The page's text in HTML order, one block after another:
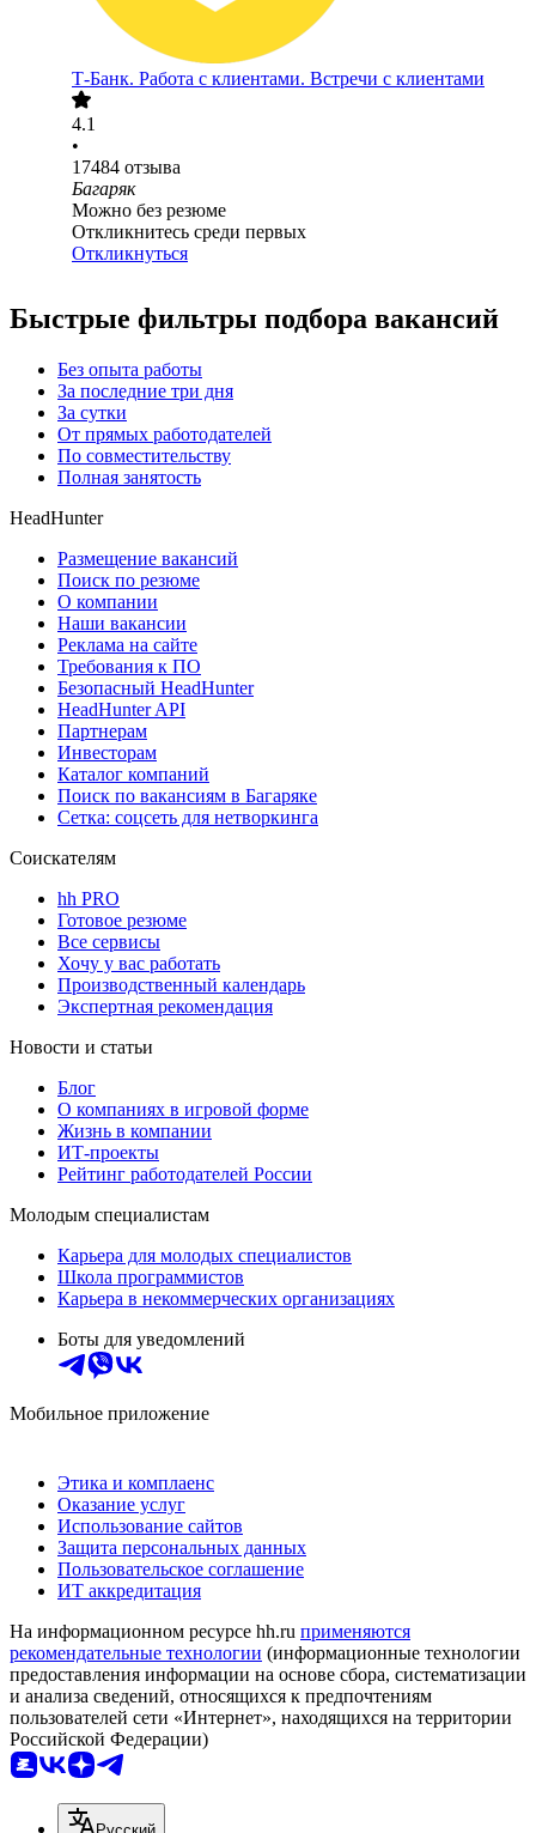
Т-Банк. Работа с клиентами. Встречи с клиентами
4.1
•
17484 отзыва
Багаряк
Можно без резюме
Откликнитесь среди первых
Откликнуться
Быстрые фильтры подбора вакансий
Без опыта работы
За последние три дня
За сутки
От прямых работодателей
По совместительству
Полная занятость
HeadHunter
Размещение вакансий
Поиск по резюме
О компании
Наши вакансии
Реклама на сайте
Требования к ПО
Безопасный HeadHunter
HeadHunter API
Партнерам
Инвесторам
Каталог компаний
Поиск по вакансиям в Багаряке
Сетка: соцсеть для нетворкинга
Соискателям
hh PRO
Готовое резюме
Все сервисы
Хочу у вас работать
Производственный календарь
Экспертная рекомендация
Новости и статьи
Блог
О компаниях в игровой форме
Жизнь в компании
ИТ-проекты
Рейтинг работодателей России
Молодым специалистам
Карьера для молодых специалистов
Школа программистов
Карьера в некоммерческих организациях
Боты для уведомлений
Мобильное приложение
Этика и комплаенс
Оказание услуг
Использование сайтов
Защита персональных данных
Пользовательское соглашение
ИТ аккредитация
На информационном ресурсе hh.ru применяются
рекомендательные технологии (информационные технологии
предоставления информации на основе сбора, систематизации
и анализа сведений, относящихся к предпочтениям
пользователей сети «Интернет», находящихся на территории
Российской Федерации)